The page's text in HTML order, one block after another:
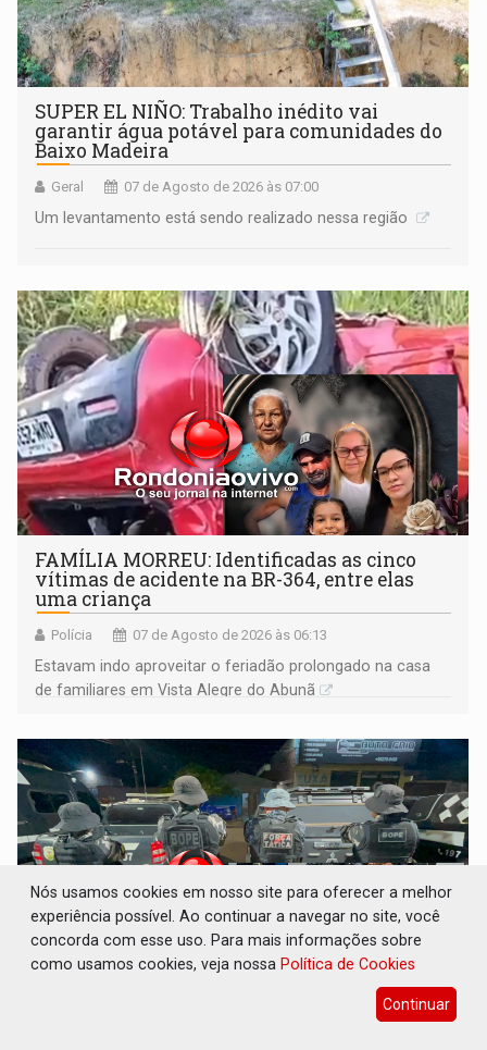
SUPER EL NIÑO: Trabalho inédito vai
garantir água potável para comunidades do
Baixo Madeira
Geral 07 de Agosto de 2026 às 07:00
Um levantamento está sendo realizado nessa região
FAMÍLIA MORREU: Identificadas as cinco
vítimas de acidente na BR-364, entre elas
uma criança
Polícia 07 de Agosto de 2026 às 06:13
Estavam indo aproveitar o feriadão prolongado na casa
de familiares em Vista Alegre do Abunã
BRASIL CONTRA O CRIME: Acusado de
guardar armas de facção é preso com
Nós usamos cookies em nosso site para oferecer a melhor
experiência possível. Ao continuar a navegar no site, você
concorda com esse uso. Para mais informações sobre
como usamos cookies, veja nossa Política de Cookies
Continuar